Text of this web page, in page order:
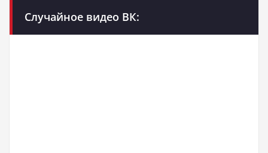
Случайное видео ВК: